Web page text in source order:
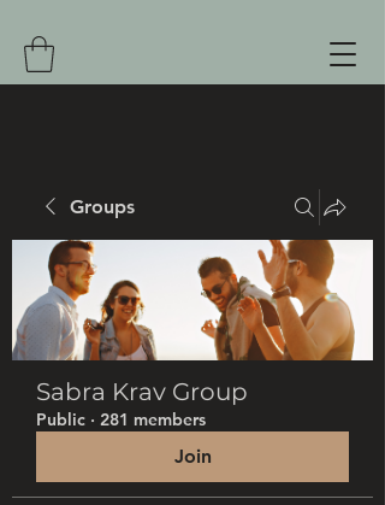
Groups
Sabra Krav Group
Public · 281 members
Join